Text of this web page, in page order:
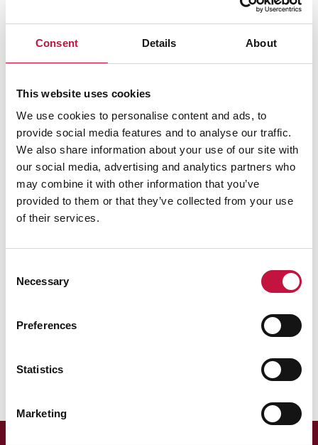
Consent Details About
This website uses cookies
We use cookies to personalise content and ads, to
provide social media features and to analyse our traffic.
We also share information about your use of our site with
our social media, advertising and analytics partners who
may combine it with other information that you’ve
provided to them or that they’ve collected from your use
of their services.
Selection
Necessary
Preferences
Statistics
Marketing